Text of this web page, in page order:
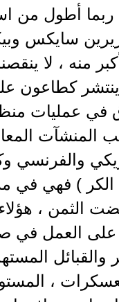
أطول من
سايكس
منه ، لا
كطاعون
في عمليات
المنشآت
والفرنسي
) فهي في
الثمن ،
العمل في
والقبائل
،